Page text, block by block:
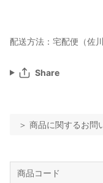
配送方法：宅配便（佐
Share
＞ 商品に関するお問
商品コード